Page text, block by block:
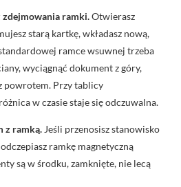
ramki.Otwierasz
starą kartkę, wkładasz nową,
ramce wsuwnej trzeba
wyciągnąć dokument z góry,
powrotem. Przy tablicy
w czasie staje się odczuwalna.
z ramką. Jeśli przenosisz stanowisko
ramkę magnetyczną
są w środku, zamknięte, nie lecą